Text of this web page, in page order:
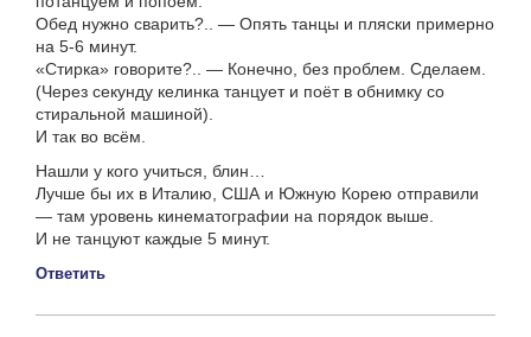
Обед нужно сварить?.. — Опять танцы и пляски примерно
на 5-6 минут.
«Стирка» говорите?.. — Конечно, без проблем. Сделаем.
(Через секунду келинка танцует и поёт в обнимку со
стиральной машиной).
И так во всём.
Нашли у кого учиться, блин…
Лучше бы их в Италию, США и Южную Корею отправили
— там уровень кинематографии на порядок выше.
И не танцуют каждые 5 минут.
Ответить